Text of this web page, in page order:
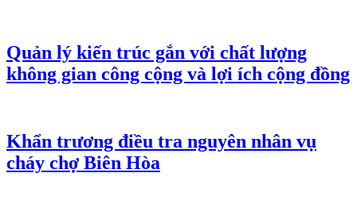
Quản lý kiến trúc gắn với chất lượng
không gian công cộng và lợi ích cộng đồng
Khẩn trương điều tra nguyên nhân vụ
cháy chợ Biên Hòa